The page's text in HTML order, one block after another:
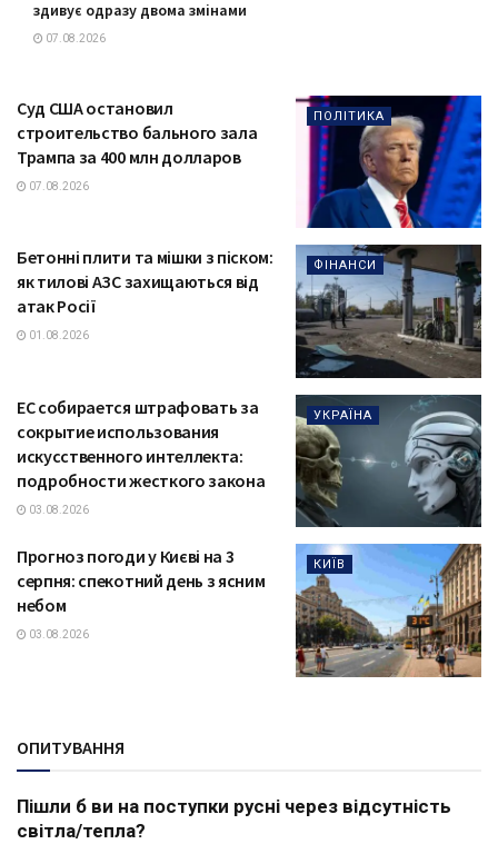
здивує одразу двома змінами
07.08.2026
ПОЛІТИКА
Суд США остановил
строительство бального зала
Трампа за 400 млн долларов
07.08.2026
ФІНАНСИ
Бетонні плити та мішки з піском:
як тилові АЗС захищаються від
атак Росії
01.08.2026
УКРАЇНА
ЕС собирается штрафовать за
сокрытие использования
искусственного интеллекта:
подробности жесткого закона
03.08.2026
КИЇВ
Прогноз погоди у Києві на 3
серпня: спекотний день з ясним
небом
03.08.2026
ОПИТУВАННЯ
Пішли б ви на поступки русні через відсутність
світла/тепла?